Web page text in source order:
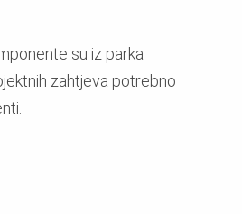
su iz parka
zahtjeva potrebno